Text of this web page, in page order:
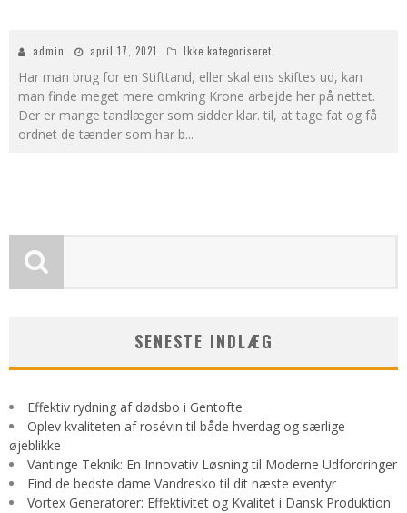
admin april 17, 2021 Ikke kategoriseret
Har man brug for en Stifttand, eller skal ens skiftes ud, kan
man finde meget mere omkring Krone arbejde her på nettet.
Der er mange tandlæger som sidder klar. til, at tage fat og få
ordnet de tænder som har b...
SENESTE INDLÆG
Effektiv rydning af dødsbo i Gentofte
Oplev kvaliteten af rosévin til både hverdag og særlige
øjeblikke
Vantinge Teknik: En Innovativ Løsning til Moderne Udfordringer
Find de bedste dame Vandresko til dit næste eventyr
Vortex Generatorer: Effektivitet og Kvalitet i Dansk Produktion